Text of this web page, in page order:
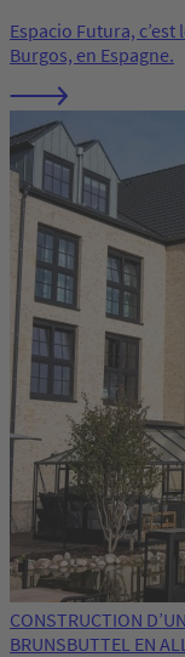
Espacio Futura,
Burgos, en Espagne.
CONSTRUCTION
BRUNSBUTTEL EN